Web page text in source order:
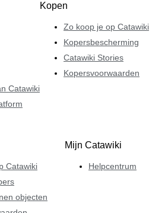
Catawiki
Kopen
Zo koop je op Catawiki
Kopersbescherming
Catawiki Stories
Kopersvoorwaarden
Catawiki
objecten
Mijn Catawiki
Helpcentrum